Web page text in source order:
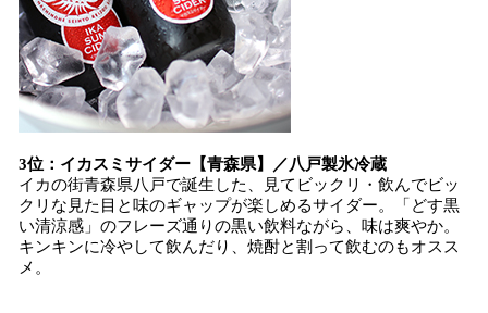
3位：イカスミサイダー【青森県】／八戸製氷冷蔵
イカの街青森県八戸で誕生した、見てビックリ・飲んでビッ
クリな見た目と味のギャップが楽しめるサイダー。「どす黒
い清涼感」のフレーズ通りの黒い飲料ながら、味は爽やか。
キンキンに冷やして飲んだり、焼酎と割って飲むのもオスス
メ。